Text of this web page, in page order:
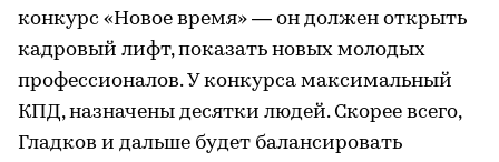
конкурс «Новое время» — он должен открыть
кадровый лифт, показать новых молодых
профессионалов. У конкурса максимальный
КПД, назначены десятки людей. Скорее всего,
Гладков и дальше будет балансировать